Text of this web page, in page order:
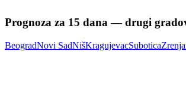
Prognoza za 15 dana — drugi
BeogradNovi SadNišKragujevacSubotica